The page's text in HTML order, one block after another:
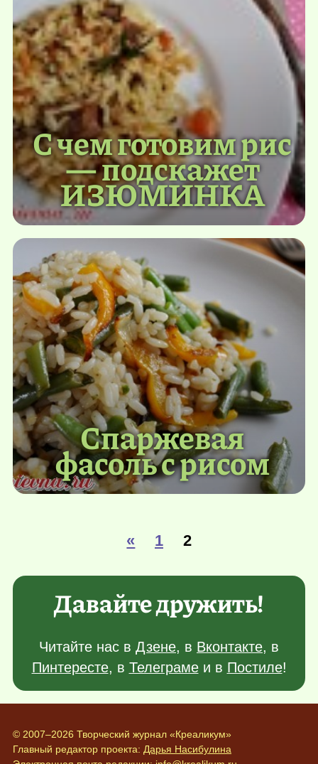
С чем готовим рис
— подскажет
ИЗЮМИНКА
Спаржевая
фасоль с рисом
« 1 2
Давайте дружить!
Читайте нас в Дзене, в Вконтакте, в
Пинтересте, в Телеграмеи в Постиле!
© 2007–2026 Творческий журнал «Креаликум»
Главный редактор проекта: Дарья Насибулина